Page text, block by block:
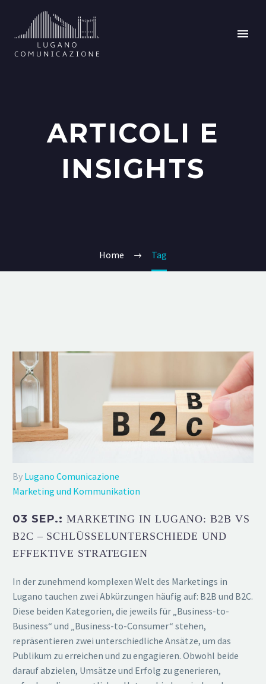
ARTICOLI E
INSIGHTS
Home Tag
By Lugano Comunicazione
Marketing und Kommunikation
03 SEP.:MARKETING IN LUGANO: B2B VS
B2C – SCHLÜSSELUNTERSCHIEDE UND
EFFEKTIVE STRATEGIEN
In der zunehmend komplexen Welt des Marketings in
Lugano tauchen zwei Abkürzungen häufig auf: B2B und B2C.
Diese beiden Kategorien, die jeweils für „Business-to-
Business“ und „Business-to-Consumer“ stehen,
repräsentieren zwei unterschiedliche Ansätze, um das
Publikum zu erreichen und zu engagieren. Obwohl beide
darauf abzielen, Umsätze und Erfolg zu generieren,